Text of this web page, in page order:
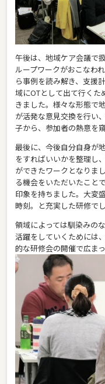
午後は、地域ケア会議で
ループワークがおこなわ
ら事例を読み解き、支援
域にOTとして出て行くた
きました。様々な形態で
が活発な意見交換を行い
子から、参加者の熱意を
最後に、今後自分自身が
をすればいいかを整理し
ができたワークとなりま
る機会をいただいたこと
印象を持ちました。大変
時刻。と充実した研修でし
領域によっては馴染みの
活躍をしていくためには
的な研修会の開催で広ま